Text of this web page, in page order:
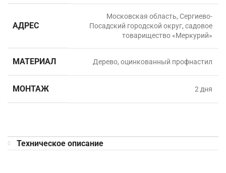
АДРЕС
Московская область, Сергиево-
Посадский городской округ, садовое
товарищество «Меркурий»
МАТЕРИАЛ Дерево, оцинкованный профнастил
МОНТАЖ 2 дня
Техническое описание